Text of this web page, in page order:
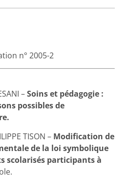
n° 2005-2
–Soins et pédagogie :
possibles de
TISON – Modification de
de la loi symbolique
scolarisés participants à